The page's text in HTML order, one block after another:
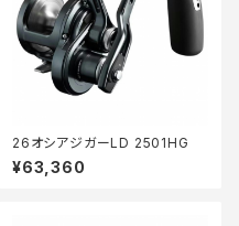
26オシアジガーLD 2501HG
¥63,360